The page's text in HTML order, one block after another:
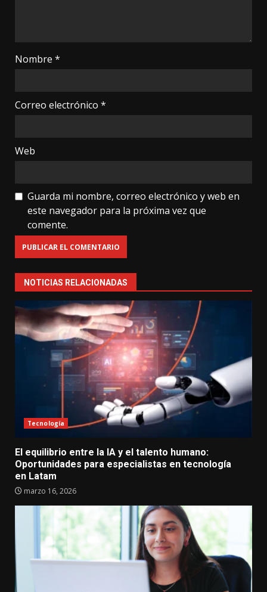
Nombre *
Correo electrónico *
Web
Guarda mi nombre, correo electrónico y web en
este navegador para la próxima vez que
comente.
NOTICIAS RELACIONADAS
Tecnología
El equilibrio entre la IA y el talento humano:
Oportunidades para especialistas en tecnología
en Latam
marzo 16, 2026